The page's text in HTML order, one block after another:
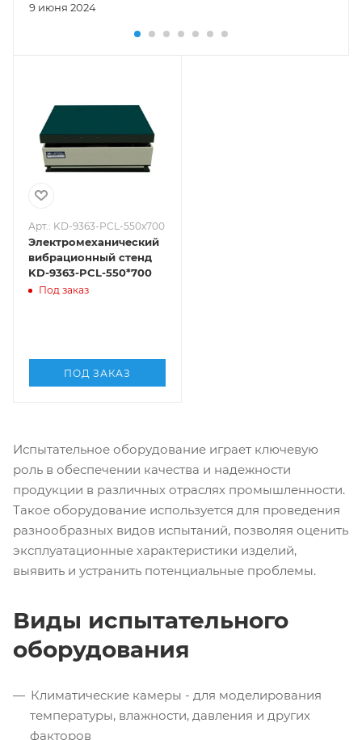
9 июня 2024
Арт.: KD-9363-PCL-550x700
Электромеханический
вибрационный стенд
KD-9363-PCL-550*700
Под заказ
ПОД ЗАКАЗ
Испытательное оборудование играет ключевую
роль в обеспечении качества и надежности
продукции в различных отраслях промышленности.
Такое оборудование используется для проведения
разнообразных видов испытаний, позволяя оценить
эксплуатационные характеристики изделий,
выявить и устранить потенциальные проблемы.
Виды испытательного
оборудования
Климатические камеры - для моделирования
температуры, влажности, давления и других
факторов